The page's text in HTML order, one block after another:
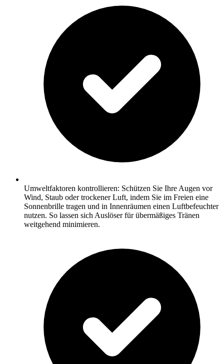
Umweltfaktoren kontrollieren: Schützen Sie Ihre Augen vor
Wind, Staub oder trockener Luft, indem Sie im Freien eine
Sonnenbrille tragen und in Innenräumen einen Luftbefeuchter
nutzen. So lassen sich Auslöser für übermäßiges Tränen
weitgehend minimieren.